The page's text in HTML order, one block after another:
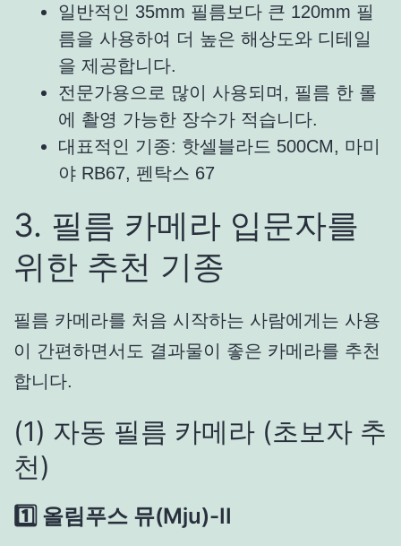
일반적인 35mm 필름보다 큰 120mm 필
름을 사용하여 더 높은 해상도와 디테일
을 제공합니다.
전문가용으로 많이 사용되며, 필름 한 롤
에 촬영 가능한 장수가 적습니다.
대표적인 기종: 핫셀블라드 500CM, 마미
야 RB67, 펜탁스 67
3. 필름 카메라 입문자를
위한 추천 기종
필름 카메라를 처음 시작하는 사람에게는 사용
이 간편하면서도 결과물이 좋은 카메라를 추천
합니다.
(1) 자동 필름 카메라 (초보자 추
천)
1️⃣ 올림푸스 뮤(Mju)-II